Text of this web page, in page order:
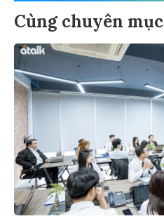
Cùng chuyên mục